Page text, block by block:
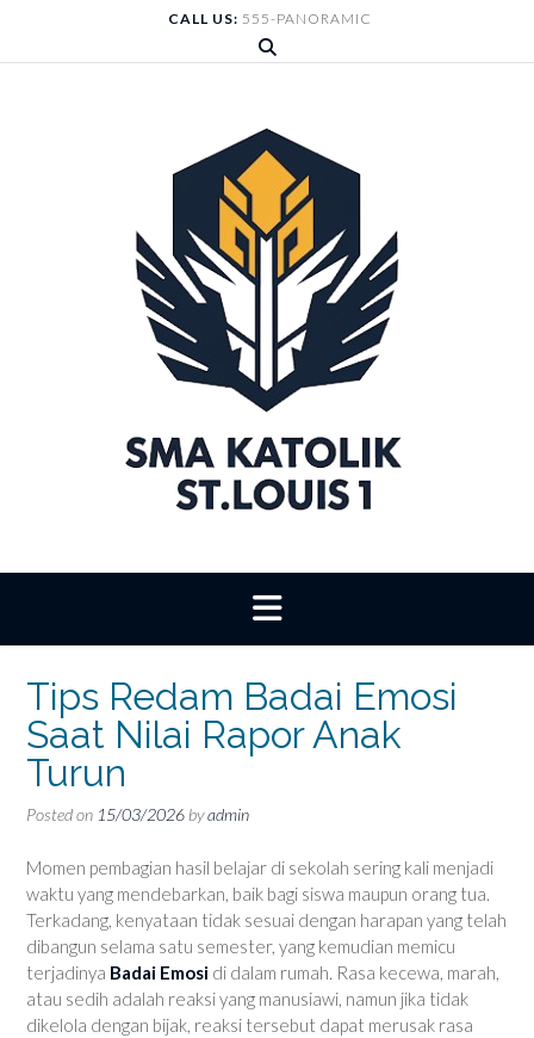
content
CALL US: 555-PANORAMIC
Tips Redam Badai Emosi
Saat Nilai Rapor Anak
Turun
Posted on 15/03/2026 byadmin
Momen pembagian hasil belajar di sekolah sering kali menjadi
waktu yang mendebarkan, baik bagi siswa maupun orang tua.
Terkadang, kenyataan tidak sesuai dengan harapan yang telah
dibangun selama satu semester, yang kemudian memicu
terjadinya Badai Emosi di dalam rumah. Rasa kecewa, marah,
atau sedih adalah reaksi yang manusiawi, namun jika tidak
dikelola dengan bijak, reaksi tersebut dapat merusak rasa